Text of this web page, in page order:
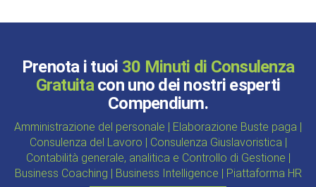
Prenota i tuoi 30 Minuti di Consulenza
Gratuitacon uno dei nostri esperti
Compendium.
Amministrazione del personale | Elaborazione Buste paga |
Consulenza del Lavoro | Consulenza Giuslavoristica |
Contabilità generale, analitica e Controllo di Gestione |
Business Coaching | Business Intelligence | Piattaforma HR